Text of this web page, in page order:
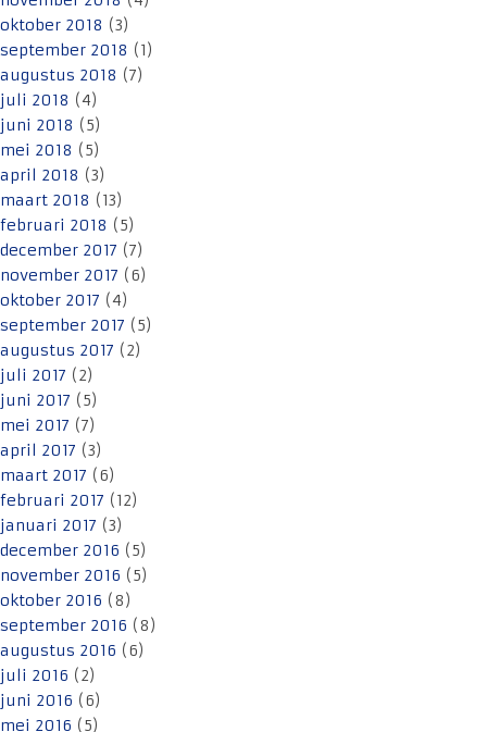
oktober 2018 (3)
september 2018 (1)
augustus 2018 (7)
juli 2018 (4)
juni 2018 (5)
mei 2018 (5)
april 2018 (3)
maart 2018 (13)
februari 2018 (5)
december 2017 (7)
november 2017 (6)
oktober 2017 (4)
september 2017 (5)
augustus 2017 (2)
juli 2017 (2)
juni 2017 (5)
mei 2017 (7)
april 2017 (3)
maart 2017 (6)
februari 2017 (12)
januari 2017 (3)
december 2016 (5)
november 2016 (5)
oktober 2016 (8)
september 2016 (8)
augustus 2016 (6)
juli 2016 (2)
juni 2016 (6)
mei 2016 (5)